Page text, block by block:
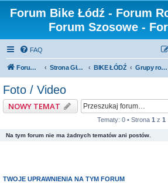
Forum Bike Łódź - Forum
Forum Szosowe -
FAQ
Forum Bike Łódź - Forum Rowerowe Łódź - Forum Szosowe - Forum MTB Strona Główna BIKE ŁÓDŹ Grupy rowerowe
Foto / Video
NOWY TEMAT
Tematy: 0 • Strona 1 z 1
Na tym forum nie ma żadnych tematów ani postów.
TWOJE UPRAWNIENIA NA TYM FORUM